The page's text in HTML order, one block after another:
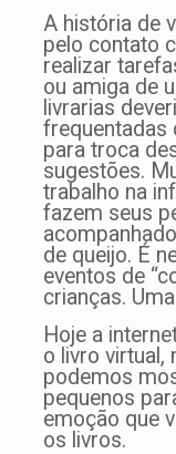
A história de
pelo contato
realizar
ou amiga de
livrarias
frequentadas
para troca
sugestões.
trabalho na
fazem seus
de queijo. É
eventos de
crianças.
Hoje a
o livro virtual,
podemos
pequenos
emoção que
os livros.